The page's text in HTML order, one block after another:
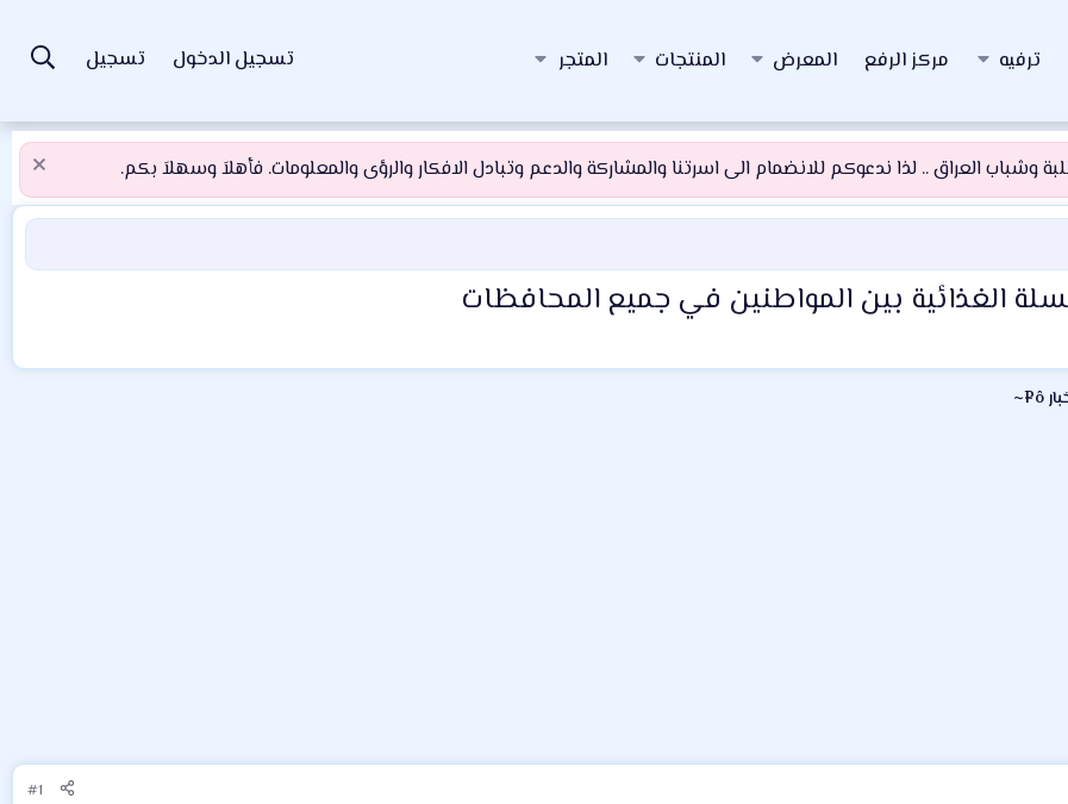
ترفيه مركز الرفع المعرض المنتجات المتجر تسجيل الدخول تسجيل
العراق .. لذا ندعوكم للانضمام الى اسرتنا والمشاركة والدعم وتبادل الافكار والرؤى والمعلومات. فأهلاَ وسهلاَ بكم.
الغذائية بين المواطنين في جميع المحافظات
#1